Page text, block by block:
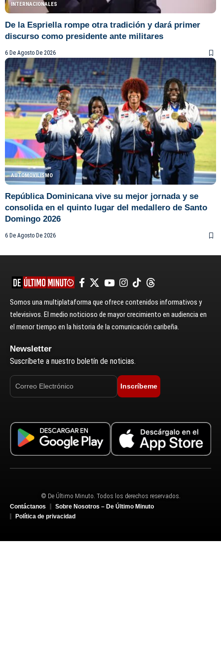
INTERNACIONALES
De la Espriella rompe otra tradición y dará primer
discurso como presidente ante militares
6 De Agosto De 2026
AUTOMOVILISMO
República Dominicana vive su mejor jornada y se
consolida en el quinto lugar del medallero de Santo
Domingo 2026
6 De Agosto De 2026
Somos una multiplataforma que ofrece contenidos informativos y
televisivos. El medio noticioso de mayor crecimiento en audiencia en
el menor tiempo en la historia de la comunicación caribeña.
Newsletter
Suscríbete a nuestro boletín de noticias.
Inscríbeme
© De Último Minuto. Todos los derechos reservados.
Contáctanos
Sobre Nosotros – De Último Minuto
Política de privacidad